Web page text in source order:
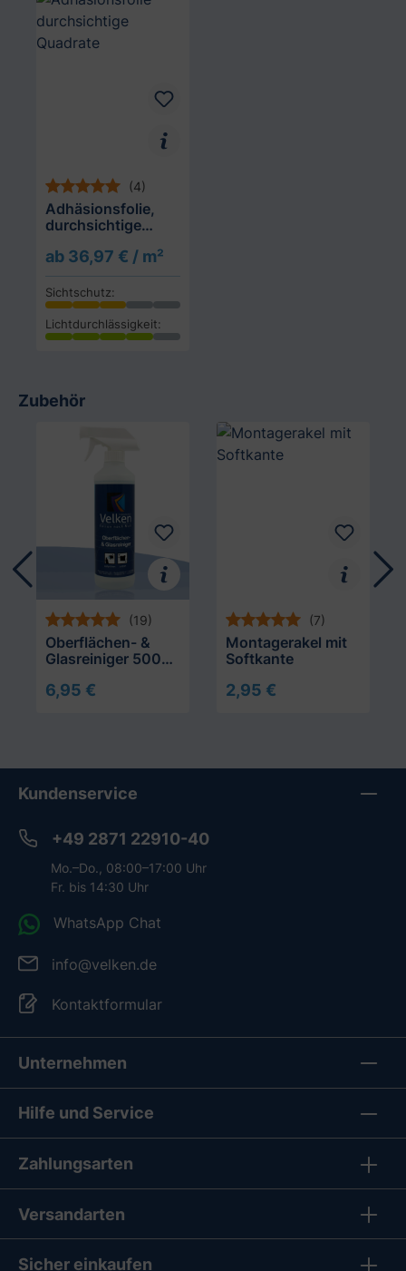
(4)
Adhäsionsfolie,
durchsichtige
(geprägt)
ab 36,97 € / m²
Sichtschutz:
Lichtdurchlässigkeit:
Zubehör
Produktgalerie überspringen
(19)
Oberflächen- &
Glasreiniger 500
6,95 €
(7)
Montagerakel mit
Softkante
2,95 €
Unternehmen
Hilfe und Service
Kundenservice
+49 2871 22910-40
Mo.–Do., 08:00–17:00 Uhr
Fr. bis 14:30 Uhr
WhatsApp Chat
info@velken.de
Kontaktformular
Zahlungsarten
Versandarten
Sicher einkaufen